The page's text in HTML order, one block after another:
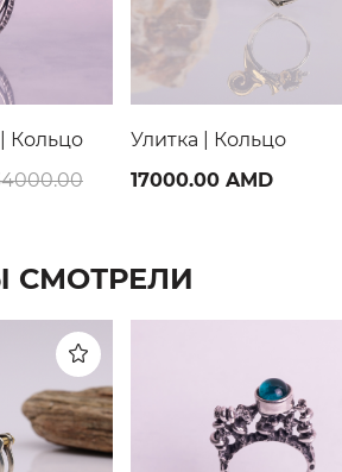
Кольцo
Улитка | Кольцо
17000.00 AMD
СМОТРЕЛИ